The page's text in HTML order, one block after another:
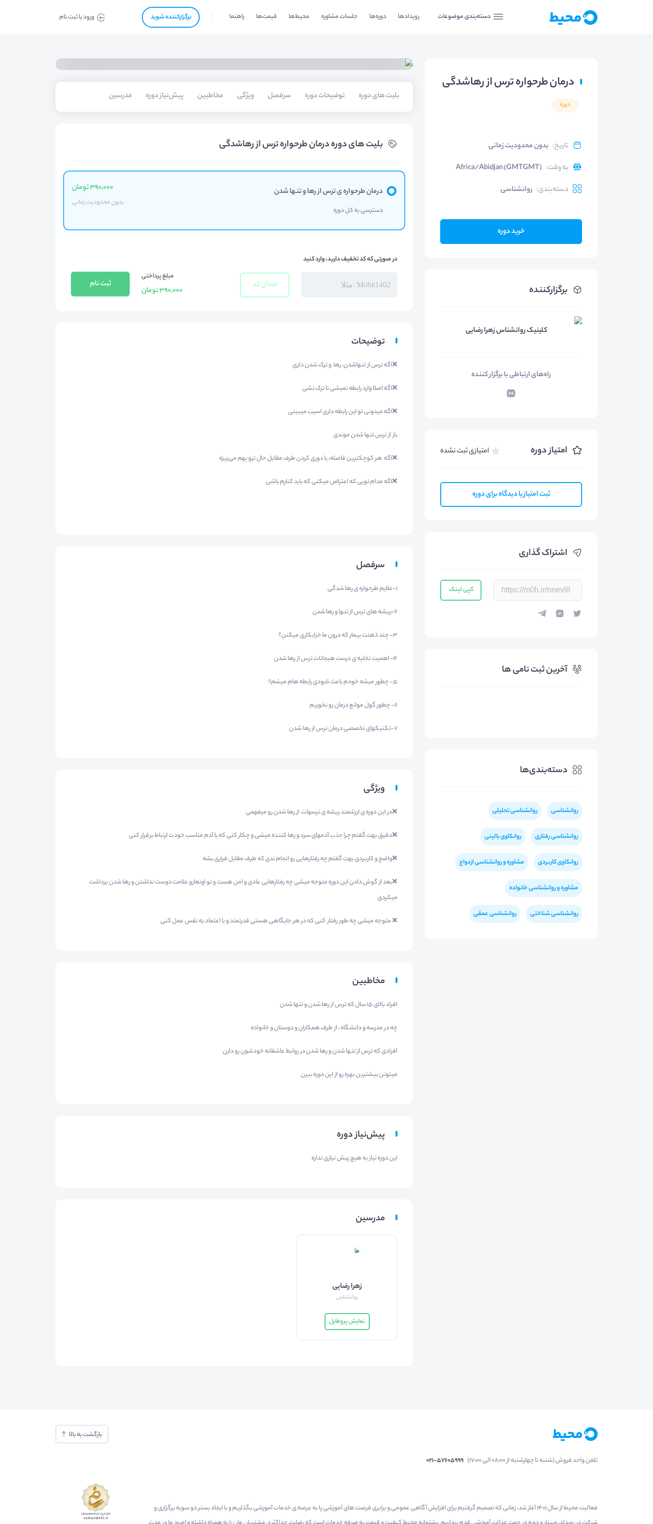
دسته‌بندی موضوعات رویدادها دوره‌ها جلسات مشاوره محیط‌ها قیمت‌ها راهنما برگزار‌‌کننده شوید ورود یا ثبت نام
درمان طرحواره ترس از رهاشدگی
دوره
تاریخ: بدون محدودیت زمانی
به وقت:
Africa/Abidjan (GMTGMT)
دسته‌بندی: روانشناسی
خرید دوره
برگزارکننده
کلینیک روانشناس زهرا رضایی
راه‌های ارتباطی با برگزار کننده
امتیاز دوره امتیازی ثبت نشده
ثبت امتیاز یا دیدگاه برای دوره
اشتراک گذاری
کپی لینک
آخرین ثبت نامی ها
دسته‌بندی‌ها
روانشناسی روانشناسی تحلیلی
روانشناسی رفتاری روانکاوی بالینی
روانکاوی کاربردی مشاوره و روانشناسی ازدواج
مشاوره و روانشناسی خانواده
روانشناسی شناختی روانشناسی عمقی
بلیت های دوره توضیحات دوره سرفصل ویژگی مخاطبین پیش‌نیاز دوره مدرسین
بلیت های دوره درمان طرحواره ترس از رهاشدگی
درمان طرحواره ی ترس از رها و تنها شدن
دسترسی به کل دوره
390,000 تومان
بدون محدودیت زمانی
در صورتی که کد تخفیف دارید، وارد کنید
اعمال کد
مبلغ پرداختی
390,000 تومان
ثبت نام
توضیحات
❌اگه ترس از تنهاشدن، رها و ترک شدن داری
❌اگه اصلا وارد رابطه نمیشی تا ترک نشی
❌اگه میدونی تو این رابطه داری اسیب میبینی
باز از ترس تنها شدن موندی
❌اگه هر کوچکترین فاصله، یا دوری کردن طرف مقابل حال ترو بهم می‌ریزه
❌اگه مدام تویی که اعتراض میکنی که باید کنارم باشی
سرفصل
1-علایم طرحواره ی رها شدگی
2-ریشه های ترس از تنها و رها شدن
3- چند ذهنت بیمار که درون ما خرابکاری میکنن؟
4- اهمیت تخلیه ی درست هیجانات ترس از رها شدن
5- چطور میشه خودم باعث نابودی رابطه هام میشم!!
6- چطور گول موانع درمان رو نخوریم
7-تکنیکهای تخصصی درمان ترس از رها شدن
ویژگی
❌در این دوره ی ارزشمند ریشه ی ترسهات از رها شدن رو میفهمی
❌دقیق بهت گفتم چرا جذب آدمهای سرد و رها کننده میشی و چکار کنی که با آدم مناسب خودت ارتباط برقرار کنی
❌واضح و کاربردی بهت گفتم چه رفتارهایی رو انجام ندی که طرف مقابل فراری بشه
❌بعد از گوش دادن این دوره متوجه میشی چه رفتارهایی عادی و امن هست و تو اونعارو علامت دوست نداشتن و رها شدن برداشت
میکردی
❌ متوجه میشی چه طور رفتار کنی که در هر جایگاهی هستی قدرتمند و با اعتماد به نفس عمل کنی
مخاطبین
افراد بالای 15 سال که ترس از رها شدن و تنها شدن
چه در مدرسه و دانشگاه ، از طرف همکاران و دوستان و خانواده
افرادی که ترس از تنها شدن و رها شدن در روابط عاشقانه خودشون رو دارن
میتونن بیشترین بهره رو از این دوره ببرن
پیش‌نیاز دوره
این دوره نیاز به هیچ پیش نیازی نداره
مدرسین
زهرا رضایی
روانشناس
نمایش پروفایل
بازگشت به بالا
تلفن واحد فروش (شنبه تا چهارشنبه از 08:00 الی 17:00) 021-57605999
فعالیت محیط از سال 1401 آغاز شد، زمانی که تصمیم گرفتیم برای افزایش آگاهی عمومی و برابری فرصت های آموزشی پا به عرصه ی خدمات آموزشی بگذاریم و با ایجاد بستر دو سویه برگزاری و